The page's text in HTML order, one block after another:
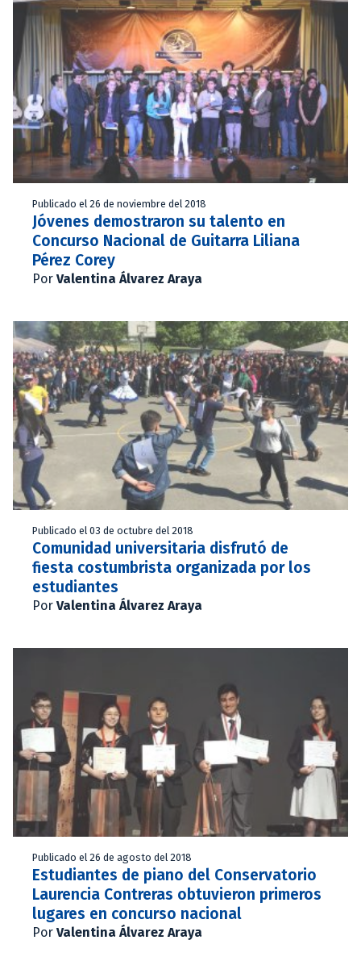
Publicado el 26 de noviembre del 2018
Jóvenes demostraron su talento en
Concurso Nacional de Guitarra Liliana
Pérez Corey
Por Valentina Álvarez Araya
Publicado el 03 de octubre del 2018
Comunidad universitaria disfrutó de
fiesta costumbrista organizada por los
estudiantes
Por Valentina Álvarez Araya
Publicado el 26 de agosto del 2018
Estudiantes de piano del Conservatorio
Laurencia Contreras obtuvieron primeros
lugares en concurso nacional
Por Valentina Álvarez Araya